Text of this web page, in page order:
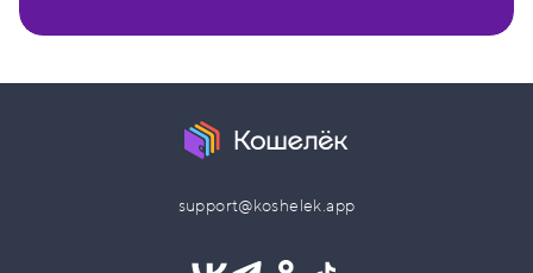
support@koshelek.app